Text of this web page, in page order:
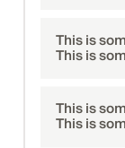
This is
This is
This is
This is